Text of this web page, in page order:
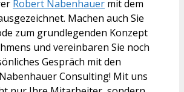
Robert Nabenhauer mit dem
Machen auch Sie
zum grundlegenden Konzept
und vereinbaren Sie noch
Gespräch mit den
Consulting! Mit uns